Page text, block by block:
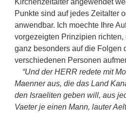
Kirchenzeitalter angewendet
Punkte sind auf jedes Zeitalter
anwendbar. Ich moechte Ihre
vorgezeigten Prinzipien richten,
ganz besonders auf die Folgen
verschiedenen Personen
“Und der HERR redete mit
Maenner aus, die das Land
den Israeliten geben will, aus
Vaeter je einen Mann, lauter